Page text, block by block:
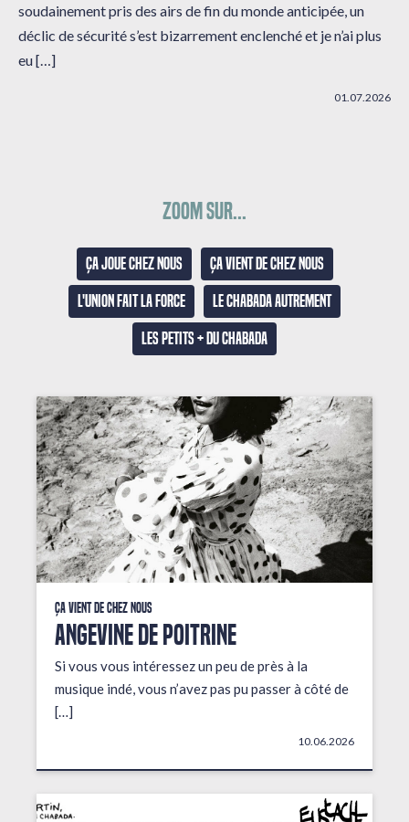
soudainement pris des airs de fin du monde anticipée, un
déclic de sécurité s’est bizarrement enclenché et je n’ai plus
eu […]
01.07.2026
Zoom sur...
Ça joue chez nous
Ça vient de chez nous
L'union fait la force
Le Chabada autrement
Les petits + du Chabada
Ça vient de chez nous
ANGEVINE DE POITRINE
Si vous vous intéressez un peu de près à la
musique indé, vous n’avez pas pu passer à côté de
[…]
10.06.2026